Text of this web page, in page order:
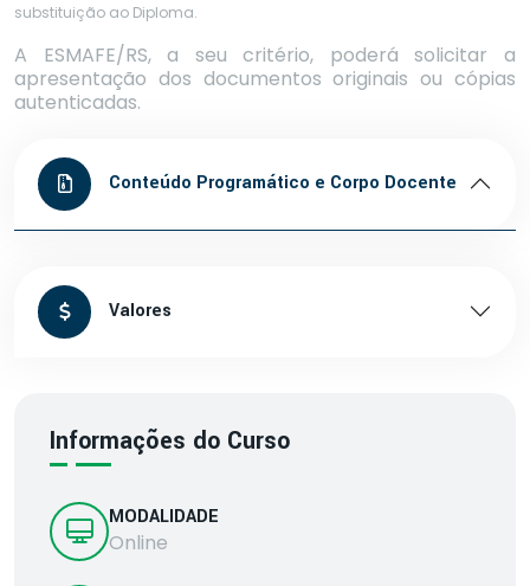
substituição ao Diploma.
A ESMAFE/RS, a seu critério, poderá solicitar a
apresentação dos documentos originais ou cópias
autenticadas.
Conteúdo Programático e Corpo Docente
Valores
Informações do Curso
MODALIDADE
Online